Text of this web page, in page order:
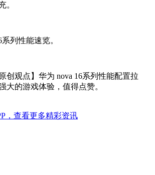
。
列性能速览。
创观点】华为 nova 16系列性能配置拉
大的游戏体验，值得点赞。
，查看更多精彩资讯